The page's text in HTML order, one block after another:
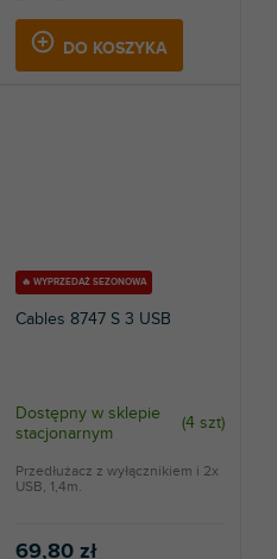
DO KOSZYKA
🔥 WYPRZEDAŻ SEZONOWA
Cables 8747 S 3 USB
Dostępny w sklepie
stacjonarnym
(4 szt)
69,80 zł
Przedłużacz z wyłącznikiem i 2x
USB, 1,4m.